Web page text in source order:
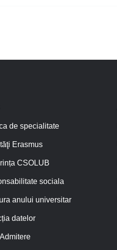
de specialitate
Erasmus
CSOLUB
sociala
anului universitar
datelor